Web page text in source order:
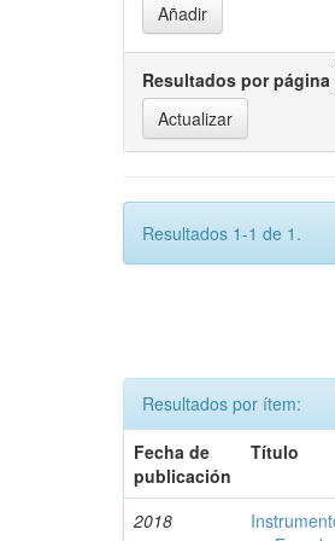
Resultados por página
Resultados 1-1 de 1.
Resultados por ítem:
Fecha de
publicación
Título
2018